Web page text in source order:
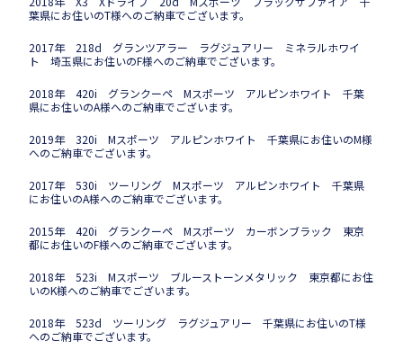
葉県にお住いのT様へのご納車でございます。
2017年 218d グランツアラー ラグジュアリー ミネラルホワイ
ト 埼玉県にお住いのF様へのご納車でございます。
2018年 420i グランクーペ Mスポーツ アルピンホワイト 千葉
県にお住いのA様へのご納車でございます。
2019年 320i Mスポーツ アルピンホワイト 千葉県にお住いのM様
へのご納車でございます。
2017年 530i ツーリング Mスポーツ アルピンホワイト 千葉県
にお住いのA様へのご納車でございます。
2015年 420i グランクーペ Mスポーツ カーボンブラック 東京
都にお住いのF様へのご納車でございます。
2018年 523i Mスポーツ ブルーストーンメタリック 東京都にお住
いのK様へのご納車でございます。
2018年 523d ツーリング ラグジュアリー 千葉県にお住いのT様
へのご納車でございます。